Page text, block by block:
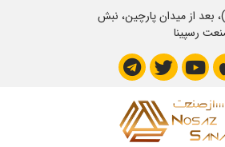
بعد از میدان پارچین، نبش